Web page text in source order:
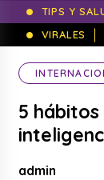
TIPS Y
VIRALES
5
admin